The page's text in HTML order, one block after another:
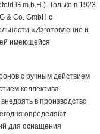
G.m.b.H.). Только в 1923
& Co. GmbH с
«Изготовление и
имеющейся
с ручным действием
коллектива
в производство
определяют
для оснащения